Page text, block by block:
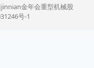
金年会重型机械股
号-1